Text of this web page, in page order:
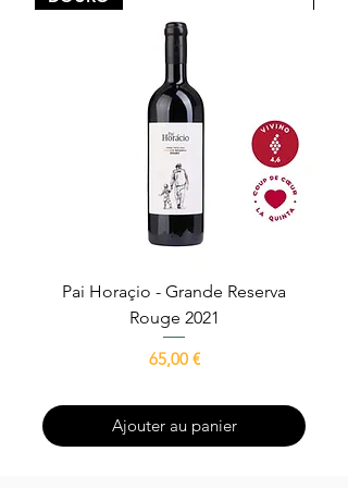
#epicerieportugaise #charcuterie #lomboporco
Pai Horaçio - Grande Reserva
Rouge 2021
Prix
65,00 €
Ajouter au panier